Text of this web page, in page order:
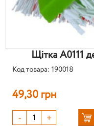
Щітка А0111
Код товара: 190018
49,30 грн
- +